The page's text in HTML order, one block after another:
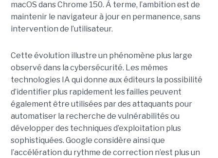
macOS dans Chrome 150. À terme, l’ambition est de
maintenir le navigateur à jour en permanence, sans
intervention de l’utilisateur.
Cette évolution illustre un phénomène plus large
observé dans la cybersécurité. Les mêmes
technologies IA qui donne aux éditeurs la possibilité
d’identifier plus rapidement les failles peuvent
également être utilisées par des attaquants pour
automatiser la recherche de vulnérabilités ou
développer des techniques d’exploitation plus
sophistiquées. Google considère ainsi que
l’accélération du rythme de correction n’est plus un